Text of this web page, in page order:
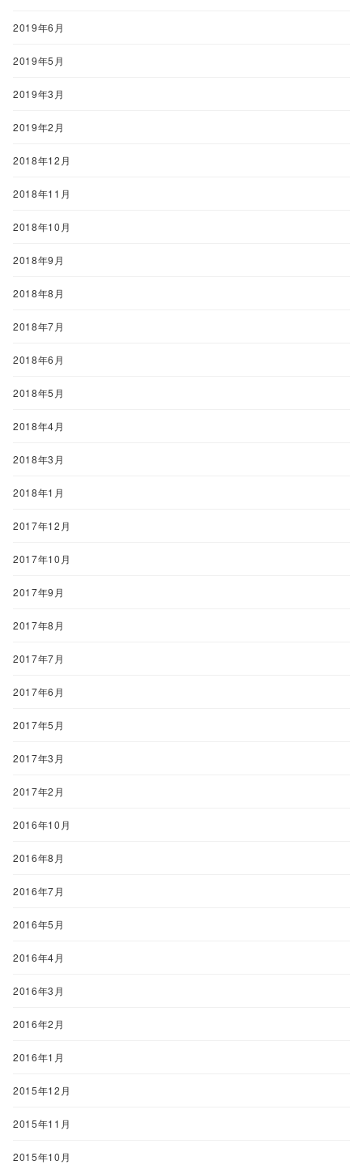
2019年6月
2019年5月
2019年3月
2019年2月
2018年12月
2018年11月
2018年10月
2018年9月
2018年8月
2018年7月
2018年6月
2018年5月
2018年4月
2018年3月
2018年1月
2017年12月
2017年10月
2017年9月
2017年8月
2017年7月
2017年6月
2017年5月
2017年3月
2017年2月
2016年10月
2016年8月
2016年7月
2016年5月
2016年4月
2016年3月
2016年2月
2016年1月
2015年12月
2015年11月
2015年10月